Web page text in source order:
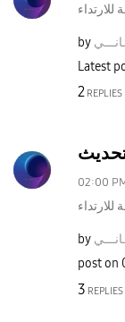
للارتداء
by نـــي
Latest
2REPLIES
02:00
للارتداء
by نـــي
post on
3 REPLIES